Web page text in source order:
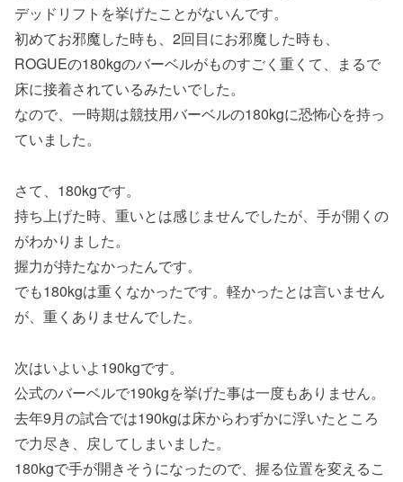
デッドリフトを挙げたことがないんです。
初めてお邪魔した時も、2回目にお邪魔した時も、
ROGUEの180kgのバーベルがものすごく重くて、まるで
床に接着されているみたいでした。
なので、一時期は競技用バーベルの180kgに恐怖心を持っ
ていました。
さて、180kgです。
持ち上げた時、重いとは感じませんでしたが、手が開くの
がわかりました。
握力が持たなかったんです。
でも180kgは重くなかったです。軽かったとは言いません
が、重くありませんでした。
次はいよいよ190kgです。
公式のバーベルで190kgを挙げた事は一度もありません。
去年9月の試合では190kgは床からわずかに浮いたところ
で力尽き、戻してしまいました。
180kgで手が開きそうになったので、握る位置を変えるこ